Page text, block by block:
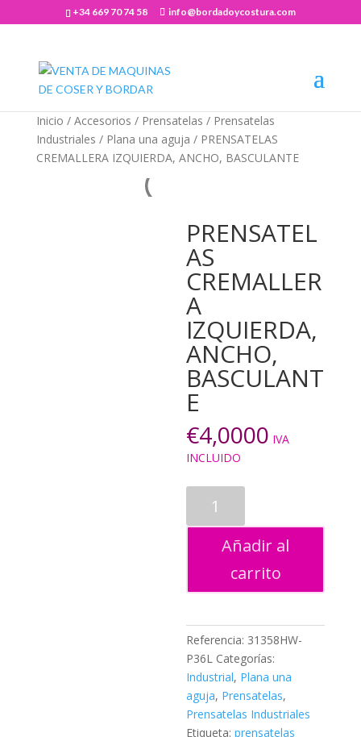
+34 669 70 74 58 info@bordadoycostura.com
Inicio / Accesorios / Prensatelas / Prensatelas
Industriales / Plana una aguja / PRENSATELAS
CREMALLERA IZQUIERDA, ANCHO, BASCULANTE
PRENSATEL
AS
CREMALLER
A
IZQUIERDA,
ANCHO,
BASCULANT
E
€4,0000 IVA
INCLUIDO
CREMALLERA
IZQUIERDA,
ANCHO,
BASCULANTE
cantidad
Añadir al
carrito
Referencia: 31358HW-
P36L Categorías:
Industrial, Plana una
aguja, Prensatelas,
Prensatelas Industriales
Etiqueta:prensatelas
Abrir barra de herramientas